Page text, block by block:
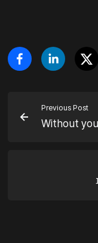
Previous Post
Without you